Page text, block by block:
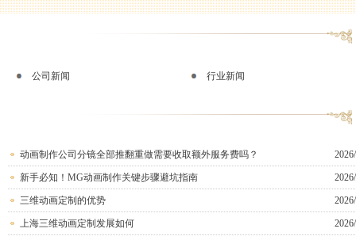
公司新闻 行业新闻
动画制作公司分镜全部推翻重做需要收取额外服务费吗？
新手必知！MG动画制作关键步骤避坑指南
三维动画定制的优势
上海三维动画定制发展如何